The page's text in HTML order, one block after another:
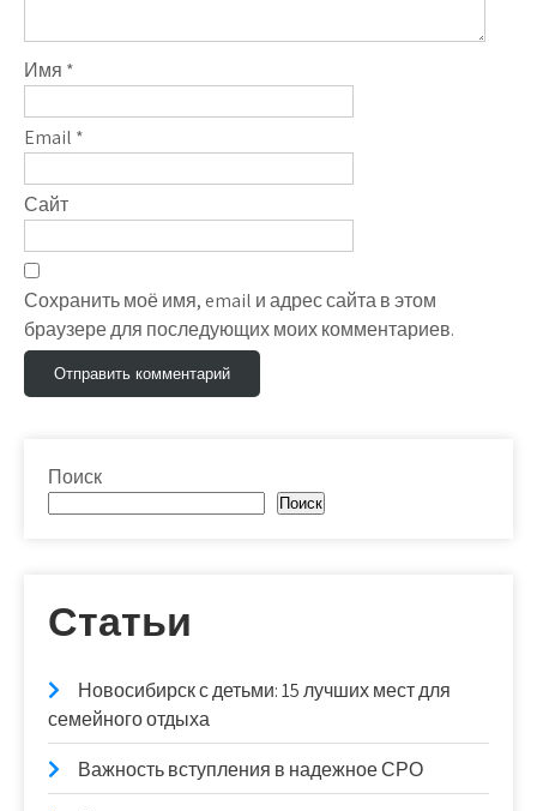
Имя *
Email *
Сайт
Сохранить моё имя, email и адрес сайта в этом
браузере для последующих моих комментариев.
Поиск
Поиск
Статьи
Новосибирск с детьми: 15 лучших мест для
семейного отдыха
Важность вступления в надежное СРО